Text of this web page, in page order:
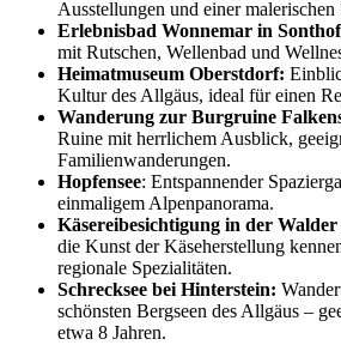
Ausstellungen und einer malerischen
Erlebnisbad Wonnemar in
mit Rutschen, Wellenbad und
Heimatmuseum Oberstdorf:
Kultur des Allgäus, ideal für einen
Wanderung zur Burgruine
Ruine mit herrlichem Ausblick,
Familienwanderungen.
Hopfensee: Entspannender
einmaligem Alpenpanorama.
Käsereibesichtigung in der
die Kunst der Käseherstellung
regionale Spezialitäten.
Schrecksee bei Hinterstein:
schönsten Bergseen des Allgäus –
etwa 8 Jahren.